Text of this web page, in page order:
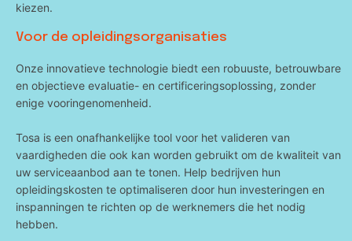
kiezen.
Voor de opleidingsorganisaties
Onze innovatieve technologie biedt een robuuste, betrouwbare
en objectieve evaluatie- en certificeringsoplossing, zonder
enige vooringenomenheid.
Tosa is een onafhankelijke tool voor het valideren van
vaardigheden die ook kan worden gebruikt om de kwaliteit van
uw serviceaanbod aan te tonen. Help bedrijven hun
opleidingskosten te optimaliseren door hun investeringen en
inspanningen te richten op de werknemers die het nodig
hebben.